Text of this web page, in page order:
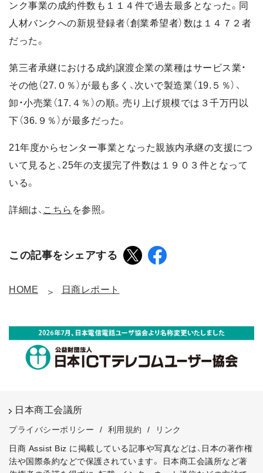
ンク事業の成約件数も１１４件で過去最多となった。同
人材バンクへの新規登録者（創業希望者）数は１４７２者
だった。
第三者承継における成約譲渡企業の業種はサービス業・
その他（27.０％）が最も多く、次いで製造業（19.５％）、
卸・小売業（17.４％）の順。売り上げ規模では３千万円以
下（36.９％）が最多だった。
21年度からセンター事業となった親族内承継の支援につ
いて見ると、25年の支援完了件数は１９０３件となって
いる。
詳細は、 こちら を参照。
この記事をシェアする
HOME 日商レポート
日本商工会議所
プライバシーポリシー / 利用規約 /
リンク
日商 Assist Biz に掲載している記事や写真などは、日本の著作権
法や国際条約などで保護されています。
日本商工会議所など著